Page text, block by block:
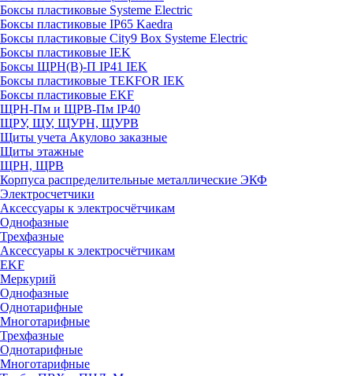
Боксы пластиковые Systeme Electric
Боксы пластиковые IP65 Kaedra
Боксы пластиковые City9 Box Systeme Electric
Боксы пластиковые IEK
Боксы ЩРН(В)-П IP41 IEK
Боксы пластиковые TEKFOR IEK
Боксы пластиковые EKF
ЩРН-Пм и ЩРВ-Пм IP40
ЩРУ, ЩУ, ЩУРН, ЩУРВ
Щиты учета Акулово заказные
Щиты этажные
ЩРН, ЩРВ
Корпуса распределительные металлические ЭКФ
Электросчетчики
Аксессуары к электросчётчикам
Однофазные
Трехфазные
Аксессуары к электросчётчикам
EKF
Меркурий
Однофазные
Однотарифные
Многотарифные
Трехфазные
Однотарифные
Многотарифные